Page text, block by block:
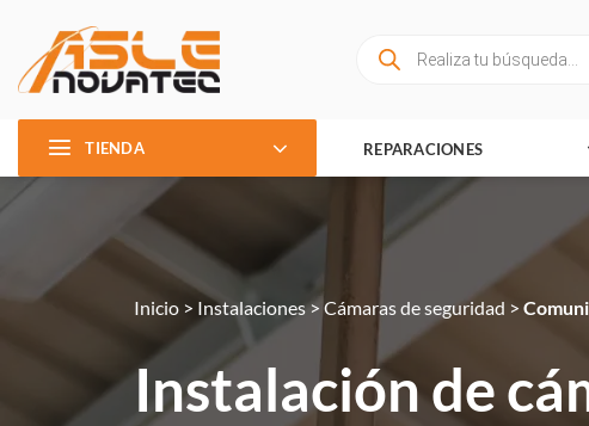
contenido
productos
TIENDA REPARACIONES
Inicio > Instalaciones> Cámaras de seguridad >
Instalación de